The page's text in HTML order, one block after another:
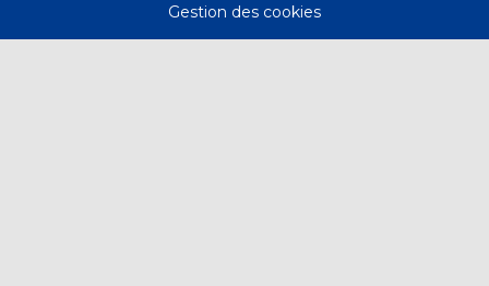
Gestion des cookies